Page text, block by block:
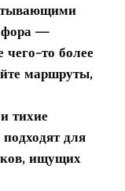
—
то более
маршруты,
тихие
для
ищущих